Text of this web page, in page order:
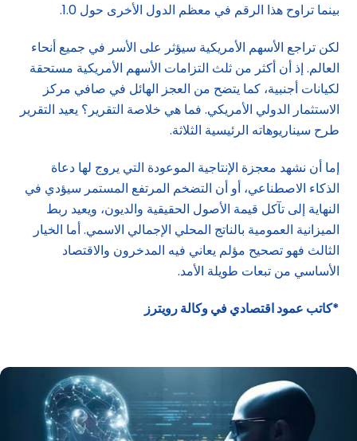
بينما تراوح هذا الرقم في معظم الدول الأخرى حول 1.0.
لكن تراجع الأسهم الأمريكية سيؤثر على الأسر في جميع أنحاء
العالم. إذ أن أكثر من ثلث التزامات الأسهم الأمريكية مستحقة
لكيانات أجنبية، كما يتضح من العجز الهائل في صافي مركز
الاستثمار الدولي الأمريكي. فما هي خلاصة التقرير؟ يعيد التقرير
طرح سيناريوهاته الرئيسية الثلاثة.
إما أن نشهد معجزة الإنتاجية الموعودة التي يروج لها دعاة
الذكاء الاصطناعي، أو أن التضخم المرتفع المستمر سيؤدي في
النهاية إلى تآكل قيمة الأصول الحقيقية والديون، ويعيد ربط
الميزانية العمومية بالناتج المحلي الإجمالي الاسمي. أما الخيار
الثالث فهو تصحيح مؤلم يعاني فيه المدخرون والاقتصاد
الأساسي من تبعات طويلة الأمد.
*كاتب عمود اقتصادي في وكالة رويترز